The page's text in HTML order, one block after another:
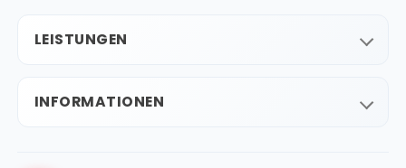
LEISTUNGEN
INFORMATIONEN